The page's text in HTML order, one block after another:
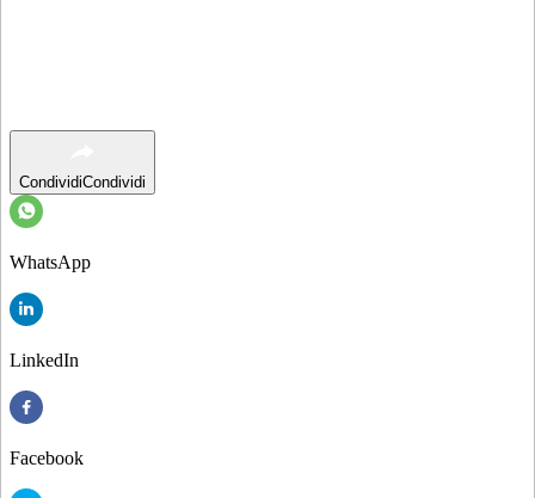
CondividiCondividi
WhatsApp
LinkedIn
Facebook